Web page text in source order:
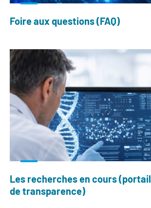
Foire aux questions (FAQ)
Les recherches en cours (portail
de transparence)